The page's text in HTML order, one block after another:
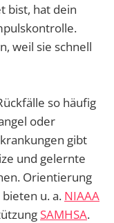
bist, hat dein
weil sie schnell
so häufig
oder
gibt
und gelernte
Orientierung
u. a. NIAAA
SAMHSA.